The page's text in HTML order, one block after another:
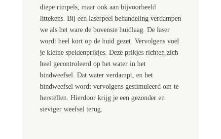
diepe rimpels, maar ook aan bijvoorbeeld
littekens. Bij een laserpeel behandeling verdampen
we als het ware de bovenste huidlaag. De laser
wordt heel kort op de huid gezet. Vervolgens voel
je kleine speldenprikjes. Deze prikjes richten zich
heel gecontroleerd op het water in het
bindweefsel. Dat water verdampt, en het
bindweefsel wordt vervolgens gestimuleerd om te
herstellen. Hierdoor krijg je een gezonder en
steviger weefsel terug.